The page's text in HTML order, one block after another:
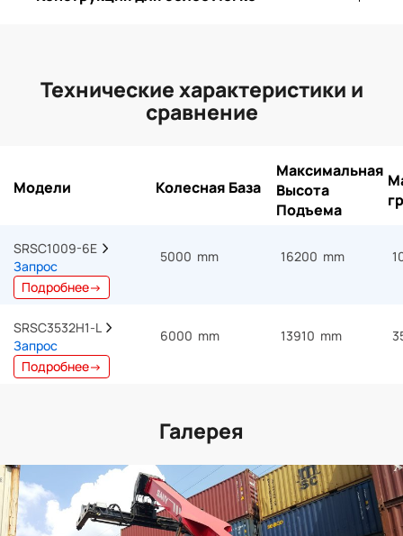
Технические характеристики и
сравнение
Модели Колесная База
Максимальная
Высота
Подъема
SRSC1009-6E
Запрос
Подробнее→
5000 mm 16200 mm
SRSC3532H1-L
Запрос
Подробнее→
6000 mm 13910 mm
Галерея